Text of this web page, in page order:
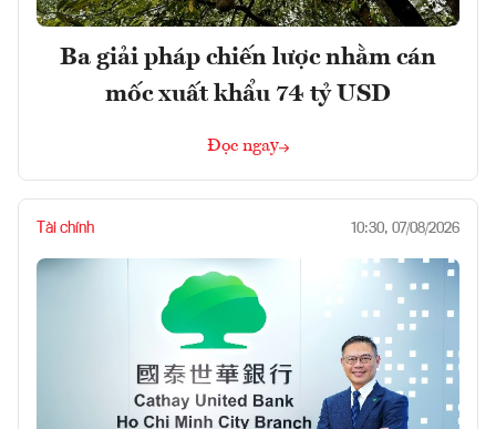
Ba giải pháp chiến lược nhằm cán
mốc xuất khẩu 74 tỷ USD
Đọc ngay
Tài chính 10:30, 07/08/2026